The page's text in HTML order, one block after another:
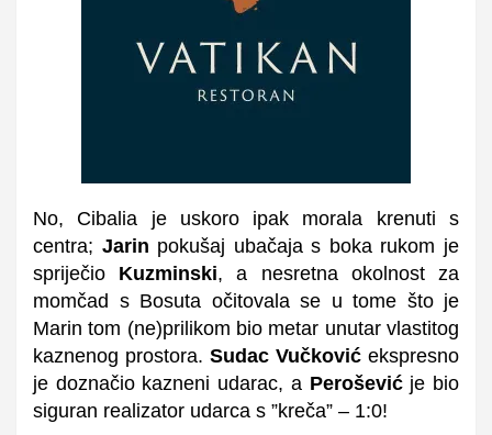
No, Cibalia je uskoro ipak morala krenuti s
centra; Jarin pokušaj ubačaja s boka rukom je
spriječio Kuzminski, a nesretna okolnost za
momčad s Bosuta očitovala se u tome što je
Marin tom (ne)prilikom bio metar unutar vlastitog
kaznenog prostora. Sudac Vučković ekspresno
je doznačio kazneni udarac, a Peroševićje bio
siguran realizator udarca s ”kreča” – 1:0!